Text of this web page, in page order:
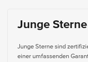
Junge
Junge Sterne sind
einer umfassenden